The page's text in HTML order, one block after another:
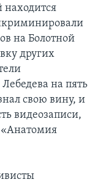
находится
на Болотной
других
на пять
свою вину, и
видеозаписи,